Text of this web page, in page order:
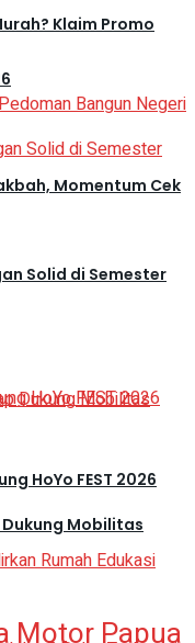
Klaim Promo
Solid di Semester
Dukung Mobilitas
Momentum Cek
HoYo FEST 2026
Motor Papua